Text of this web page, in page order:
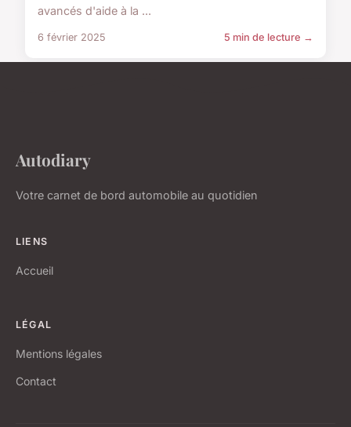
avancés d'aide à la ...
6 février 2025 5 min de lecture →
Autodiary
Votre carnet de bord automobile au quotidien
LIENS
Accueil
LÉGAL
Mentions légales
Contact